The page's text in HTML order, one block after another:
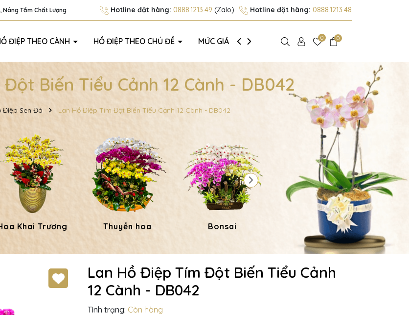
Nâng Tầm Chất Lượng Hotline đặt hàng: 0888.1213.49 (Zalo) Hotline đặt hàng: 0888.1213.48
ĐIỆP THEO CÀNH HỒ ĐIỆP THEO CHỦ ĐỀ MỨC GIÁ GIỚI THIỆU 0 0
Biến Tiểu Cảnh 12 Cành - DB042
Điệp Sen Đá Lan Hồ Điệp Tím Đột Biến Tiểu Cảnh 12 Cành - DB042
Khai Trương Thuyền hoa Bonsai Hoa Dâng Phật
Lan Hồ Điệp Tím Đột Biến Tiểu Cảnh
12 Cành - DB042
Tình trạng: Còn hàng